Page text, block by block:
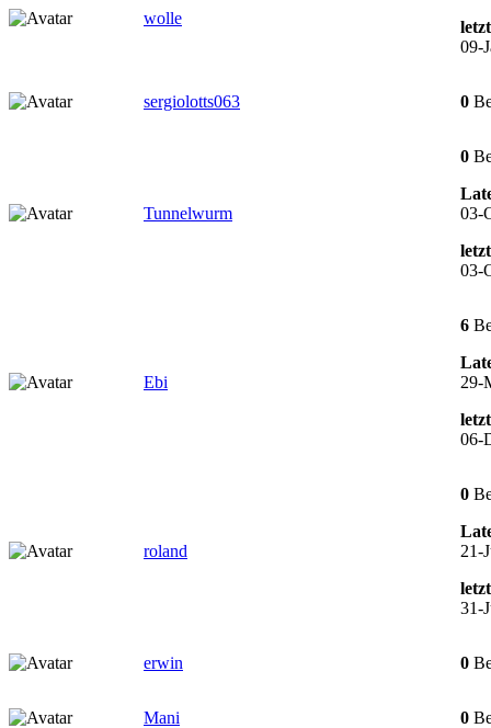
wolle
09-
sergiolotts063 0
Tunnelwurm
0
03-
03-
Ebi
6
29-
06-
roland
0
21-
31-
erwin 0
Mani 0